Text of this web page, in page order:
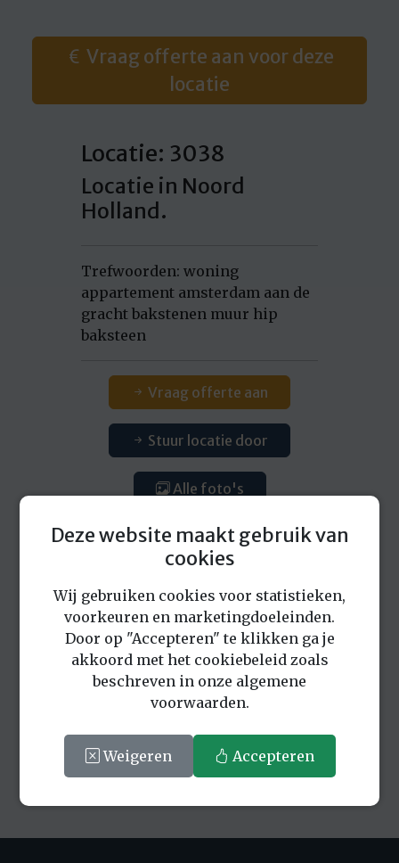
Vraag offerte aan voor deze
locatie
Locatie: 3038
Locatie in Noord
Holland.
Trefwoorden: woning
appartement amsterdam aan de
gracht bakstenen muur hip
baksteen
Vraag offerte aan
Stuur locatie door
Alle foto's
Download foto's
Eerder bekeken locaties
Deze website maakt gebruik van
cookies
Wij gebruiken cookies voor statistieken,
voorkeuren en marketingdoeleinden.
Door op "Accepteren" te klikken ga je
akkoord met het cookiebeleid zoals
beschreven in onze algemene
voorwaarden.
Weigeren Accepteren